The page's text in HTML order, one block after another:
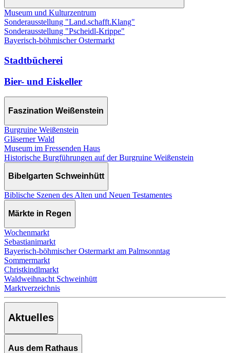
Museum und Kulturzentrum
Sonderausstellung "Land.schafft.Klang"
Sonderausstellung "Pscheidl-Krippe"
Bayerisch-böhmischer Ostermarkt
Stadtbücherei
Bier- und Eiskeller
Faszination Weißenstein
Burgruine Weißenstein
Gläserner Wald
Museum im Fressenden Haus
Historische Burgführungen auf der Burgruine Weißenstein
Bibelgarten Schweinhütt
Biblische Szenen des Alten und Neuen Testamentes
Märkte in Regen
Wochenmarkt
Sebastianimarkt
Bayerisch-böhmischer Ostermarkt am Palmsonntag
Sommermarkt
Christkindlmarkt
Waldweihnacht Schweinhütt
Marktverzeichnis
Aktuelles
Aus dem Rathaus